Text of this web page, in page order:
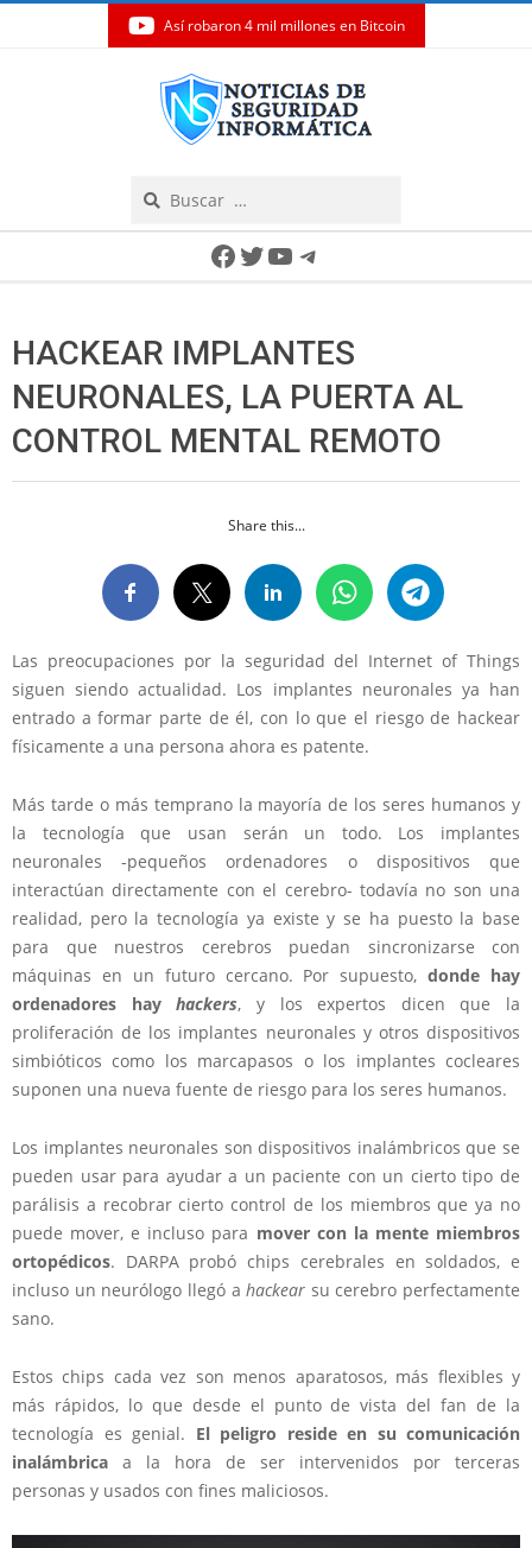
Así robaron 4 mil millones en Bitcoin
Facebook
Twitter
YouTube
Telegram
HACKEAR IMPLANTES
NEURONALES, LA PUERTA AL
CONTROL MENTAL REMOTO
Share this...
Las preocupaciones por la seguridad del Internet of Things
siguen siendo actualidad. Los implantes neuronales ya han
entrado a formar parte de él, con lo que el riesgo de hackear
físicamente a una persona ahora es patente.
Más tarde o más temprano la mayoría de los seres humanos y
la tecnología que usan serán un todo. Los implantes
neuronales -pequeños ordenadores o dispositivos que
interactúan directamente con el cerebro- todavía no son una
realidad, pero la tecnología ya existe y se ha puesto la base
para que nuestros cerebros puedan sincronizarse con
máquinas en un futuro cercano. Por supuesto,donde hay
ordenadores hayhackers, y los expertos dicen que la
proliferación de los implantes neuronales y otros dispositivos
simbióticos como los marcapasos o los implantes cocleares
suponen una nueva fuente de riesgo para los seres humanos.
Los implantes neuronales son dispositivos inalámbricos que se
pueden usar para ayudar a un paciente con un cierto tipo de
parálisis a recobrar cierto control de los miembros que ya no
puede mover, e incluso para mover con la mente miembros
ortopédicos. DARPA probó chips cerebrales en soldados, e
incluso un neurólogo llegó ahackear su cerebro perfectamente
sano.
Estos chips cada vez son menos aparatosos, más flexibles y
más rápidos, lo que desde el punto de vista del fan de la
tecnología es genial. El peligro reside en su comunicación
inalámbrica a la hora de ser intervenidos por terceras
personas y usados con fines maliciosos.